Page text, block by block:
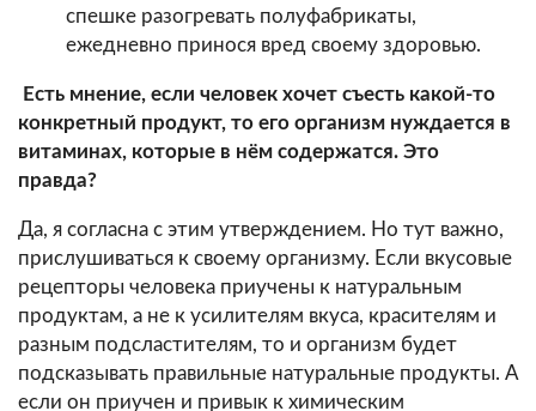
спешке разогревать полуфабрикаты,
ежедневно принося вред своему здоровью.
Есть мнение, если человек хочет съесть какой-то
конкретный продукт, то его организм нуждается в
витаминах, которые в нём содержатся. Это
правда?
Да, я согласна с этим утверждением. Но тут важно,
прислушиваться к своему организму. Если вкусовые
рецепторы человека приучены к натуральным
продуктам, а не к усилителям вкуса, красителям и
разным подсластителям, то и организм будет
подсказывать правильные натуральные продукты. А
если он приучен и привык к химическим